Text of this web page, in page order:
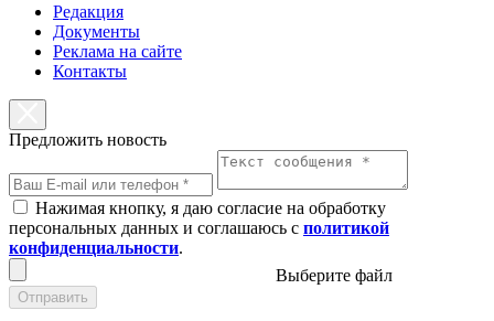
Редакция
Документы
Реклама на сайте
Контакты
Предложить новость
Нажимая кнопку, я даю согласие на обработку
персональных данных и соглашаюсь с политикой
конфиденциальности.
Выберите файл
Отправить